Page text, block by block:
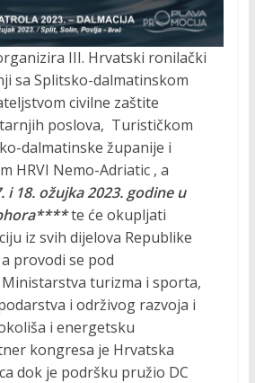
III. Hrvatski ronilački
sa Splitsko-dalmatinskom
civilne zaštite
poslova, Turističkom
dalmatinske županije i
HRVI Nemo-Adriatic , a
i 18. ožujka 2023. godine u
te će okupljati
iz svih dijelova Republike
provodi se pod
turizma i sporta,
i održivog razvoja i
i energetsku
kongresa je Hrvatska
dok je podršku pružio DC